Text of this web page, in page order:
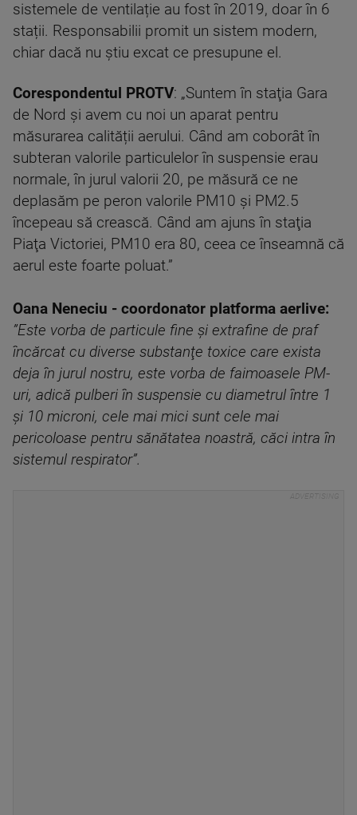
sistemele de ventilație au fost în 2019, doar în 6
stații. Responsabilii promit un sistem modern,
chiar dacă nu știu excat ce presupune el.
Corespondentul PROTV: „Suntem în staţia Gara
de Nord şi avem cu noi un aparat pentru
măsurarea calității aerului. Când am coborât în
subteran valorile particulelor în suspensie erau
normale, în jurul valorii 20, pe măsură ce ne
deplasăm pe peron valorile PM10 şi PM2.5
începeau să crească. Când am ajuns în staţia
Piaţa Victoriei, PM10 era 80, ceea ce înseamnă că
aerul este foarte poluat.”
Oana Neneciu - coordonator platforma aerlive:
”Este vorba de particule fine şi extrafine de praf
încărcat cu diverse substanţe toxice care exista
deja în jurul nostru, este vorba de faimoasele PM-
uri, adică pulberi în suspensie cu diametrul între 1
şi 10 microni, cele mai mici sunt cele mai
pericoloase pentru sănătatea noastră, căci intra în
sistemul respirator”.